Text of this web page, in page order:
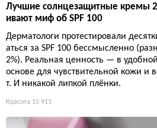
Лучшие солнцезащитные кремы
ивают миф об SPF 100
Дерматологи протестировали
аться за SPF 100 бессмысленно
2%). Реальная ценность — в
основе для чувствительной кожи и
т. И никакой липкой плёнки.
Красота 15 911